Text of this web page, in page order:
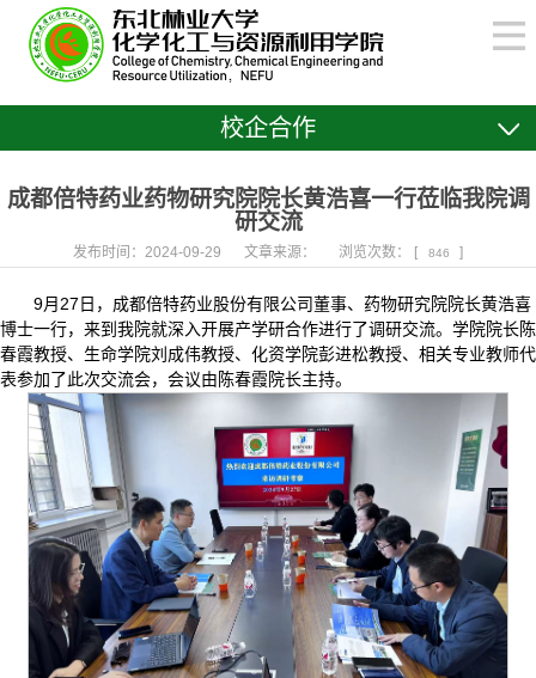
校企合作
成都倍特药业药物研究院院长黄浩喜一行莅临我院调
研交流
发布时间：2024-09-29 文章来源： 浏览次数： [ 846 ]
9月27日，成都倍特药业股份有限公司董事、药物研究院院长黄浩喜
博士一行，来到我院就深入开展产学研合作进行了调研交流。学院院长陈
春霞教授、生命学院刘成伟教授、化资学院彭进松教授、相关专业教师代
表参加了此次交流会，会议由陈春霞院长主持。